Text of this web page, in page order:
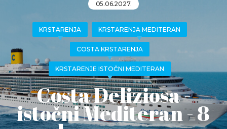
05.06.2027.
KRSTARENJA KRSTARENJA MEDITERAN
COSTA KRSTARENJA
KRSTARENJE ISTOČNI MEDITERAN
Costa Deliziosa -
istočni Mediteran - 8